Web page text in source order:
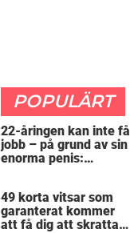
POPULÄRT
22-åringen kan inte få
jobb – på grund av sin
enorma penis:
49 korta vitsar som
garanterat kommer
att få dig att skratta